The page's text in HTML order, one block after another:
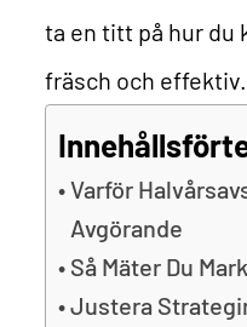
ta en titt på hur du
fräsch och effektiv.
Varför
Avgörande
Så Mäter Du
Justera